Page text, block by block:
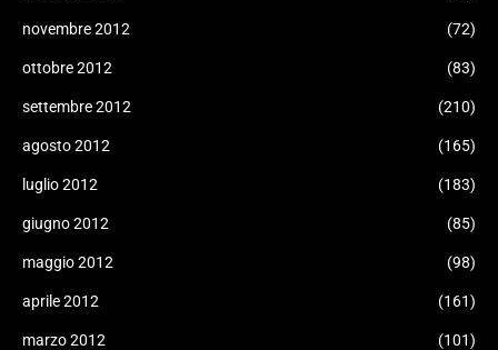
novembre 2012 (72)
ottobre 2012 (83)
settembre 2012 (210)
agosto 2012 (165)
luglio 2012 (183)
giugno 2012 (85)
maggio 2012 (98)
aprile 2012 (161)
marzo 2012 (101)